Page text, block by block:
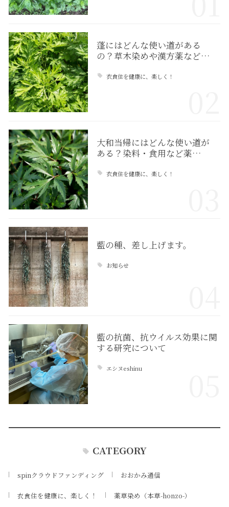
蓬にはどんな使い道がある
の？草木染めや漢方薬など…
衣食住を健康に、楽しく！
大和当帰にはどんな使い道が
ある？染料・食用など薬…
衣食住を健康に、楽しく！
藍の種、差し上げます。
お知らせ
藍の抗菌、抗ウイルス効果に関
する研究について
エシヌeshinu
CATEGORY
spinクラウドファンディング おおかみ通信
衣食住を健康に、楽しく！ 薬草染め（本草-honzo-）